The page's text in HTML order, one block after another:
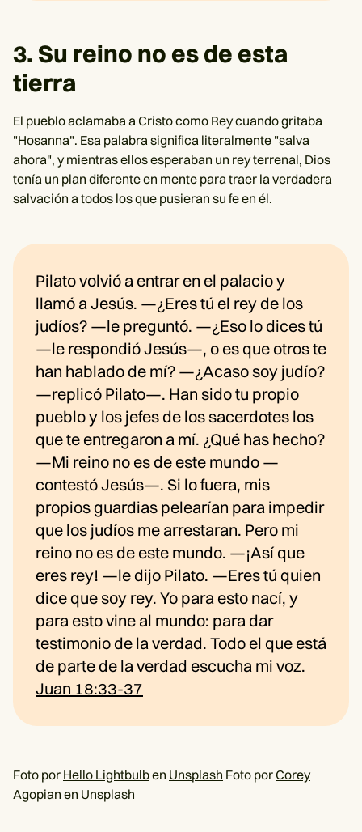
3. Su reino no es de esta
tierra
El pueblo aclamaba a Cristo como Rey cuando gritaba
"Hosanna". Esa palabra significa literalmente "salva
ahora", y mientras ellos esperaban un rey terrenal, Dios
tenía un plan diferente en mente para traer la verdadera
salvación a todos los que pusieran su fe en él.
Pilato volvió a entrar en el palacio y
llamó a Jesús. —¿Eres tú el rey de los
judíos? —le preguntó. —¿Eso lo dices tú
—le respondió Jesús—, o es que otros te
han hablado de mí? —¿Acaso soy judío?
—replicó Pilato—. Han sido tu propio
pueblo y los jefes de los sacerdotes los
que te entregaron a mí. ¿Qué has hecho?
—Mi reino no es de este mundo —
contestó Jesús—. Si lo fuera, mis
propios guardias pelearían para impedir
que los judíos me arrestaran. Pero mi
reino no es de este mundo. —¡Así que
eres rey! —le dijo Pilato. —Eres tú quien
dice que soy rey. Yo para esto nací, y
para esto vine al mundo: para dar
testimonio de la verdad. Todo el que está
de parte de la verdad escucha mi voz.
Juan 18:33-37
Foto por Hello Lightbulben Unsplash Foto porCorey
Agopian en Unsplash